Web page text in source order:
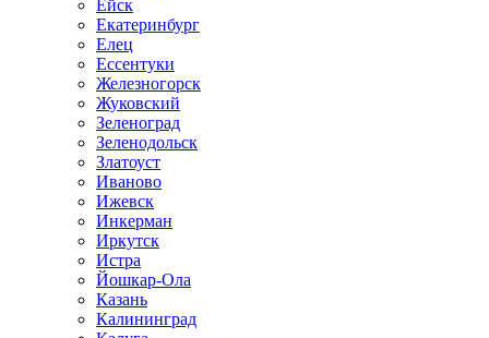
Ейск
Екатеринбург
Елец
Ессентуки
Железногорск
Жуковский
Зеленоград
Зеленодольск
Златоуст
Иваново
Ижевск
Инкерман
Иркутск
Истра
Йошкар-Ола
Казань
Калининград